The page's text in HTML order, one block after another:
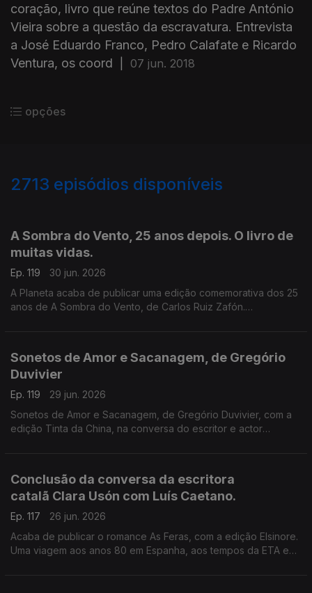
coração, livro que reúne textos do Padre António
Vieira sobre a questão da escravatura. Entrevista
a José Eduardo Franco, Pedro Calafate e Ricardo
Ventura, os coord
07 jun. 2018
opções
2713 episódios disponíveis
A Sombra do Vento, 25 anos depois. O livro de
muitas vidas.
Ep. 119
30 jun. 2026
A Planeta acaba de publicar uma edição comemorativa dos 25
anos de A Sombra do Vento, de Carlos Ruiz Zafón.
Livros Esquecidos, no Salão Nobre da Biblioteca da Academia
das Ciências, em Lisboa.
Sonetos de Amor e Sacanagem, de Gregório
Duvivier
Ep. 119
29 jun. 2026
Sonetos de Amor e Sacanagem, de Gregório Duvivier, com a
edição Tinta da China, na conversa do escritor e actor
Conclusão da conversa da escritora
catalã Clara Usón com Luís Caetano.
Ep. 117
26 jun. 2026
Acaba de publicar o romance As Feras, com a edição Elsinore.
Uma viagem aos anos 80 em Espanha, aos tempos da ETA e